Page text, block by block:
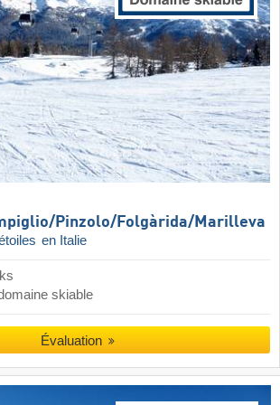
​Pinzolo/​Folgàrida/​Marilleva
en Italie
skiable
Évaluation